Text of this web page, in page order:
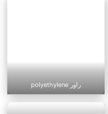
polyethylene راور